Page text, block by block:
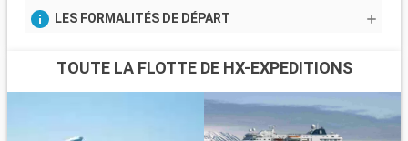
LES FORMALITÉS DE DÉPART
TOUTE LA FLOTTE DE HX-EXPEDITIONS